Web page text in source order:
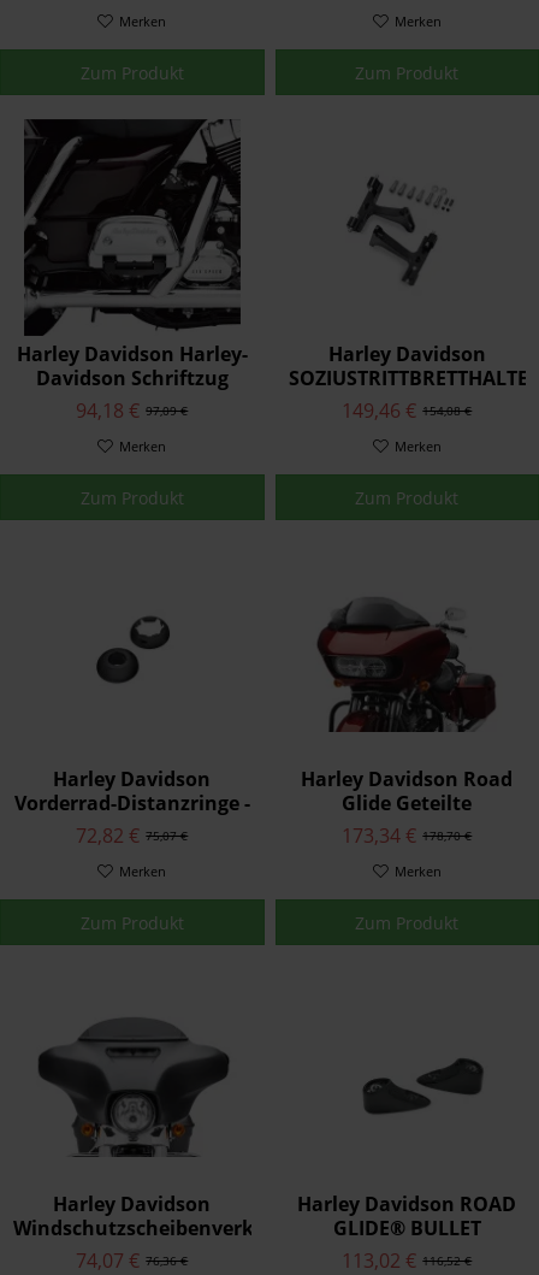
Merken
Zum Produkt
Merken
Zum Produkt
Harley Davidson Harley-
Davidson Schriftzug
Soziustrittbrettabdeckungen
50782-91
97,09 €
94,18 €
Merken
Zum Produkt
Harley Davidson
50500042
154,08 €
149,46 €
Merken
Zum Produkt
Harley Davidson
Vorderrad-Distanzringe -
Schwarzglänzend
42400016
75,07 €
72,82 €
Merken
Zum Produkt
Harley Davidson Road
Glide Geteilte
57400320
178,70 €
173,34 €
Merken
Zum Produkt
Harley Davidson
Windschutzscheibenverkleidung
- Schwarzglänzend
76,36 €
74,07 €
Harley Davidson ROAD
GLIDE® BULLET
BLINKERHALTERUNGEN
116,52 €
113,02 €